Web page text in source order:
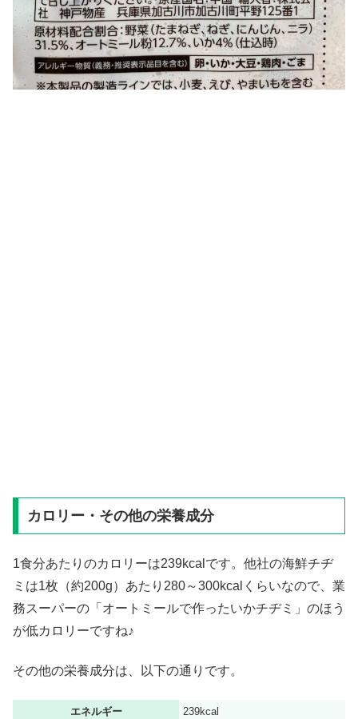
カロリー・その他の栄養成分
1食分あたりのカロリーは239kcalです。他社の海鮮チヂ
ミは1枚（約200g）あたり280～300kcalくらいなので、業
務スーパーの「オートミールで作ったいかチヂミ」のほう
が低カロリーですね♪
その他の栄養成分は、以下の通りです。
エネルギー
239kcal